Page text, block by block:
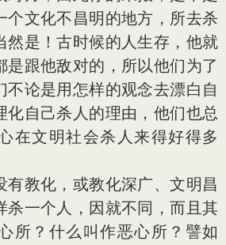
个文化不昌明的地方，所去杀
然是！古时候的人生存，他就
是跟他敌对的，所以他们为了
不论是用怎样的观念去漂白自
化自己杀人的理由，他们也总
在文明社会杀人来得好得多
有教化，或教化深广、文明昌
杀一个人，因就不同，而且其
所？什么叫作恶心所？譬如